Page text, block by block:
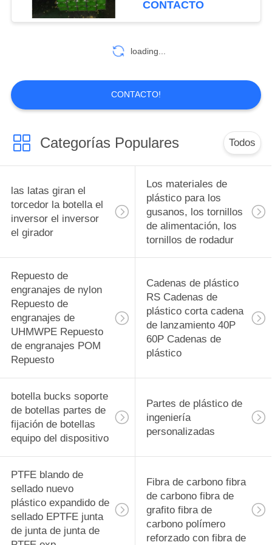
polímero reforzado
con fibra de
Diseño de moldes
piezas de piezas de
accesorios
10
Pistones bujes de
rodamiento
Ingeniería Plásticos
pistones bujes de
rodamiento
6
PVDF Material de
precisión
Componentes
mecanizados CNC
29
Tecapeek CNC
PEEK Partes
mecanizadas,
componentes
mecanizados PEEK
de China fábrica de
China
CONTACTO
loading...
CONTACTO!
Categorías Populares Todos
las latas giran el
torcedor la botella el
inversor el inversor
el girador
Los materiales de
plástico para los
gusanos, los tornillos
de alimentación, los
tornillos de rodadur
Repuesto de
engranajes de nylon
Repuesto de
engranajes de
UHMWPE Repuesto
de engranajes POM
Repuesto
Cadenas de plástico
RS Cadenas de
plástico corta cadena
de lanzamiento 40P
60P Cadenas de
plástico
botella bucks soporte
de botellas partes de
fijación de botellas
equipo del dispositivo
Partes de plástico de
ingeniería
personalizadas
PTFE blando de
sellado nuevo
plástico expandido de
sellado EPTFE junta
de junta de junta de
Fibra de carbono fibra
de carbono fibra de
grafito fibra de
carbono polímero
reforzado con fibra de